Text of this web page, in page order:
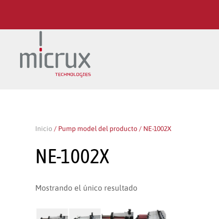
Ir al contenido principal
Inicio / Pump model del producto / NE-1002X
NE-1002X
Mostrando el único resultado